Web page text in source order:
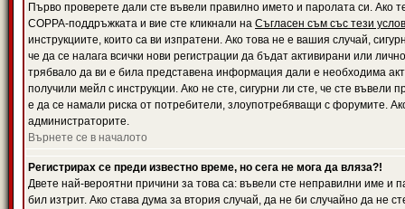
Първо проверете дали сте въвели правилно името и паролата си. Ако
COPPA-поддръжката и вие сте кликнали на Съгласен съм със тези
инструкциите, които са ви изпратени. Ако това не е вашия случай,
че да се налага всички нови регистрации да бъдат активирани или
трябвало да ви е била представена информация дали е необходима
получили мейл с инструкции. Ако не сте, сигурни ли сте, че сте
е да се намали риска от потребители, злоупотребяващи с форумите.
администраторите.
Върнете се в началото
Регистрирах се преди известно време, но сега не мога да вляза?!
Двете най-вероятни причини за това са: въвели сте неправилни име и
бил изтрит. Ако става дума за втория случай, да не би случайно да